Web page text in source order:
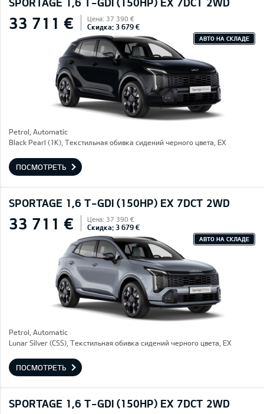
33 711 € Цена: 37 390 €
Скидка: 3 679 €
АВТО НА СКЛАДЕ
Petrol, Automatic
Black Pearl (1K), Текстильная обивка сидений черного цвета, EX
ПОСМОТРЕТЬ
SPORTAGE 1,6 T-GDI (150HP) EX 7DCT 2WD
33 711 € Цена: 37 390 €
Скидка: 3 679 €
АВТО НА СКЛАДЕ
Petrol, Automatic
Lunar Silver (CSS), Текстильная обивка сидений черного цвета, EX
ПОСМОТРЕТЬ
SPORTAGE 1,6 T-GDI (150HP) EX 7DCT 2WD